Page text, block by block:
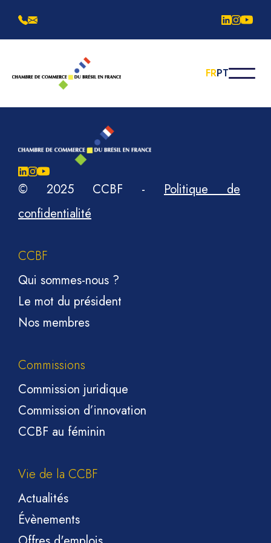
FRPT
© 2025 CCBF - Politique de
confidentialité
CCBF
Qui sommes-nous ?
Le mot du président
Nos membres
Commissions
Commission juridique
Commission d’innovation
CCBF au féminin
Vie de la CCBF
Actualités
Évènements